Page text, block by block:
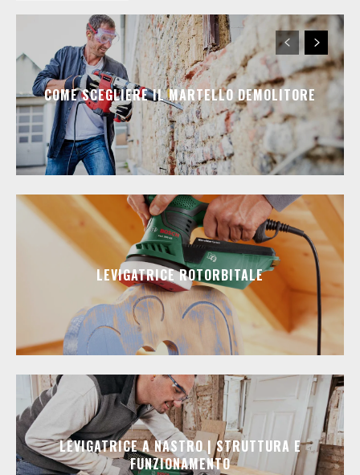
COME SCEGLIERE IL MARTELLO DEMOLITORE
LEVIGATRICE ROTORBITALE
LEVIGATRICE A NASTRO | STRUTTURA E
FUNZIONAMENTO